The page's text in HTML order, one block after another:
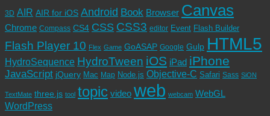
3D AIR AIR for iOS Android Book Browser Canvas
Chrome Compass CS4 CSS CSS3 editor Event Flash Builder
Flash Player 10 Flex Game GoASAP Google Gulp HTML5
HydroSequence HydroTween iOS iPad iPhone
JavaScript jQuery Mac Map Node.js Objective-C Safari Sass SiON
TextMate three.js tool topic video web webcam WebGL
WordPress